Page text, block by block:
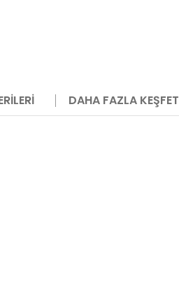
DAHA FAZLA KEŞFET